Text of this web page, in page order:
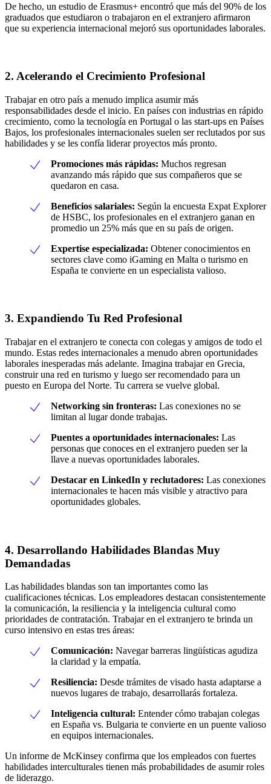
De hecho, un estudio de Erasmus+ encontró que más del 90% de los
graduados que estudiaron o trabajaron en el extranjero afirmaron
que su experiencia internacional mejoró sus oportunidades laborales.
2. Acelerando el Crecimiento Profesional
Trabajar en otro país a menudo implica asumir más
responsabilidades desde el inicio. En países con industrias en rápido
crecimiento, como la tecnología en Portugal o las start-ups en Países
Bajos, los profesionales internacionales suelen ser reclutados por sus
habilidades y se les confía liderar proyectos más pronto.
Promociones más rápidas: Muchos regresan
avanzando más rápido que sus compañeros que se
quedaron en casa.
Beneficios salariales: Según la encuesta Expat Explorer
de HSBC, los profesionales en el extranjero ganan en
promedio un 25% más que en su país de origen.
Expertise especializada: Obtener conocimientos en
sectores clave como iGaming en Malta o turismo en
España te convierte en un especialista valioso.
3. Expandiendo Tu Red Profesional
Trabajar en el extranjero te conecta con colegas y amigos de todo el
mundo. Estas redes internacionales a menudo abren oportunidades
laborales inesperadas más adelante. Imagina trabajar en Grecia,
construir una red en turismo y luego ser recomendado para un
puesto en Europa del Norte. Tu carrera se vuelve global.
Networking sin fronteras: Las conexiones no se
limitan al lugar donde trabajas.
Puentes a oportunidades internacionales: Las
personas que conoces en el extranjero pueden ser la
llave a nuevas oportunidades laborales.
Destacar en LinkedIn y reclutadores: Las conexiones
internacionales te hacen más visible y atractivo para
oportunidades globales.
4. Desarrollando Habilidades Blandas Muy
Demandadas
Las habilidades blandas son tan importantes como las
cualificaciones técnicas. Los empleadores destacan consistentemente
la comunicación, la resiliencia y la inteligencia cultural como
prioridades de contratación. Trabajar en el extranjero te brinda un
curso intensivo en estas tres áreas:
Comunicación: Navegar barreras lingüísticas agudiza
la claridad y la empatía.
Resiliencia: Desde trámites de visado hasta adaptarse a
nuevos lugares de trabajo, desarrollarás fortaleza.
Inteligencia cultural: Entender cómo trabajan colegas
en España vs. Bulgaria te convierte en un puente valioso
en equipos internacionales.
Un informe de McKinsey confirma que los empleados con fuertes
habilidades interculturales tienen más probabilidades de asumir roles
de liderazgo.